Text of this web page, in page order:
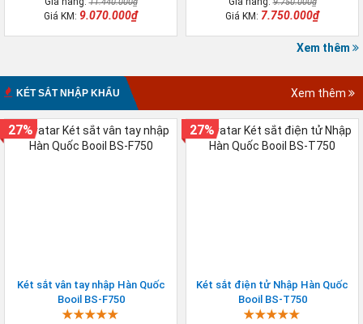
11.440.000₫
Giá KM: 9.070.000₫
9.750.000₫
Giá KM: 7.750.000₫
Xem thêm
KÉT SẮT NHẬP KHẨU Xem thêm
Két sắt vân tay nhập Hàn Quốc
Booil BS-F750
27%
Két sắt điện tử Nhập Hàn Quốc
Booil BS-T750
27%